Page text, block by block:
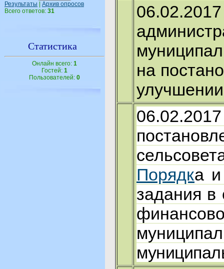
Результаты
Архив опросов
Всего ответов: 31
Статистика
Онлайн всего: 1
Гостей: 1
Пользователей: 0
на
Порядка и
задания